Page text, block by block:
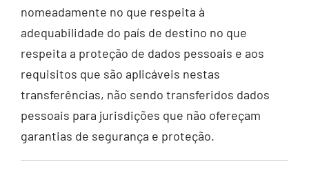
nomeadamente no que respeita à
adequabilidade do país de destino no que
respeita a proteção de dados pessoais e aos
requisitos que são aplicáveis nestas
transferências, não sendo transferidos dados
pessoais para jurisdições que não ofereçam
garantias de segurança e proteção.